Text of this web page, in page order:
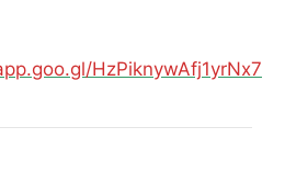
HzPiknywAfj1yrNx7